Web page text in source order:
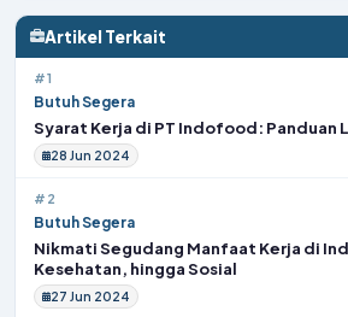
Artikel Terkait
#1
Butuh Segera
Syarat Kerja di PT Indofood: Panduan
28 Jun 2024
#2
Butuh Segera
Nikmati Segudang Manfaat Kerja di
Kesehatan, hingga Sosial
27 Jun 2024